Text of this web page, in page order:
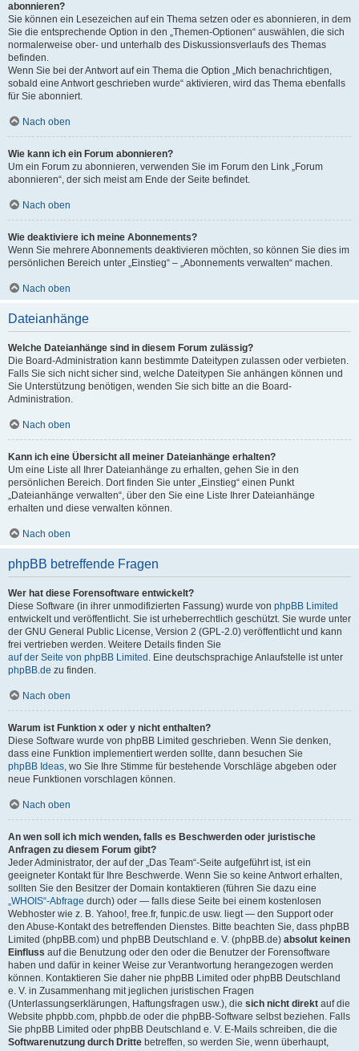
abonnieren?
Sie können ein Lesezeichen auf ein Thema setzen oder es abonnieren, in dem
Sie die entsprechende Option in den „Themen-Optionen“ auswählen, die sich
normalerweise ober- und unterhalb des Diskussionsverlaufs des Themas
befinden.
Wenn Sie bei der Antwort auf ein Thema die Option „Mich benachrichtigen,
sobald eine Antwort geschrieben wurde“ aktivieren, wird das Thema ebenfalls
für Sie abonniert.
Nach oben
Wie kann ich ein Forum abonnieren?
Um ein Forum zu abonnieren, verwenden Sie im Forum den Link „Forum
abonnieren“, der sich meist am Ende der Seite befindet.
Nach oben
Wie deaktiviere ich meine Abonnements?
Wenn Sie mehrere Abonnements deaktivieren möchten, so können Sie dies im
persönlichen Bereich unter „Einstieg“ – „Abonnements verwalten“ machen.
Nach oben
Dateianhänge
Welche Dateianhänge sind in diesem Forum zulässig?
Die Board-Administration kann bestimmte Dateitypen zulassen oder verbieten.
Falls Sie sich nicht sicher sind, welche Dateitypen Sie anhängen können und
Sie Unterstützung benötigen, wenden Sie sich bitte an die Board-
Administration.
Nach oben
Kann ich eine Übersicht all meiner Dateianhänge erhalten?
Um eine Liste all Ihrer Dateianhänge zu erhalten, gehen Sie in den
persönlichen Bereich. Dort finden Sie unter „Einstieg“ einen Punkt
„Dateianhänge verwalten“, über den Sie eine Liste Ihrer Dateianhänge
erhalten und diese verwalten können.
Nach oben
phpBB betreffende Fragen
Wer hat diese Forensoftware entwickelt?
Diese Software (in ihrer unmodifizierten Fassung) wurde von phpBB Limited
entwickelt und veröffentlicht. Sie ist urheberrechtlich geschützt. Sie wurde unter
der GNU General Public License, Version 2 (GPL-2.0) veröffentlicht und kann
frei vertrieben werden. Weitere Details finden Sie
auf der Seite von phpBB Limited . Eine deutschsprachige Anlaufstelle ist unter
phpBB.de zu finden.
Nach oben
Warum ist Funktion x oder y nicht enthalten?
Diese Software wurde von phpBB Limited geschrieben. Wenn Sie denken,
dass eine Funktion implementiert werden sollte, dann besuchen Sie
phpBB Ideas, wo Sie Ihre Stimme für bestehende Vorschläge abgeben oder
neue Funktionen vorschlagen können.
Nach oben
An wen soll ich mich wenden, falls es Beschwerden oder juristische
Anfragen zu diesem Forum gibt?
Jeder Administrator, der auf der „Das Team“-Seite aufgeführt ist, ist ein
geeigneter Kontakt für Ihre Beschwerde. Wenn Sie so keine Antwort erhalten,
sollten Sie den Besitzer der Domain kontaktieren (führen Sie dazu eine
„WHOIS“-Abfrage durch) oder — falls diese Seite bei einem kostenlosen
Webhoster wie z. B. Yahoo!, free.fr, funpic.de usw. liegt — den Support oder
den Abuse-Kontakt des betreffenden Dienstes. Bitte beachten Sie, dass phpBB
Limited (phpBB.com) und phpBB Deutschland e. V. (phpBB.de) absolut keinen
Einfluss auf die Benutzung oder den oder die Benutzer der Forensoftware
haben und dafür in keiner Weise zur Verantwortung herangezogen werden
können. Kontaktieren Sie daher nie phpBB Limited oder phpBB Deutschland
e. V. in Zusammenhang mit jeglichen juristischen Fragen
(Unterlassungserklärungen, Haftungsfragen usw.), die sich nicht direkt auf die
Website phpbb.com, phpbb.de oder die phpBB-Software selbst beziehen. Falls
Sie phpBB Limited oder phpBB Deutschland e. V. E-Mails schreiben, die die
Softwarenutzung durch Dritte betreffen, so werden Sie, wenn überhaupt,